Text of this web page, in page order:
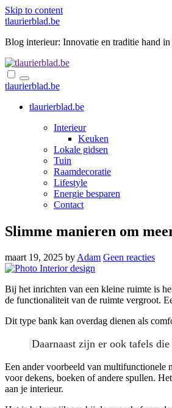
Skip to content
tlaurierblad.be
Blog interieur: Innovatie en traditie hand in
tlaurierblad.be
tlaurierblad.be
Interieur
Keuken
Lokale gidsen
Tuin
Raamdecoratie
Lifestyle
Energie besparen
Contact
Slimme manieren om
maart 19, 2025 by Adam Geen reacties
Bij het inrichten van een kleine ruimte is
de functionaliteit van de ruimte vergroot.
Dit type bank kan overdag dienen als
Daarnaast zijn er ook tafels
Een ander voorbeeld van multifunctionele
voor dekens, boeken of andere spullen.
aan je interieur.